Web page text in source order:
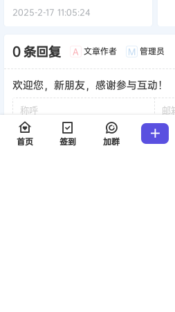
2025-2-17 11:05:24
0 条回复 A 文章作者 M 管理员
欢迎您，新朋友，感谢参与互动！
首页 签到 加群